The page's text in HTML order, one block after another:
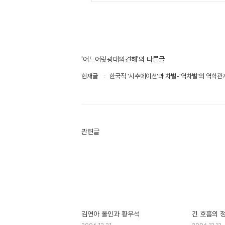
'어느어릿광대의견해'의 다른글
현재글 한국적 '시추에이션'과 차별-'역차별'의 역학관
관련글
김연아 올인과 황우석 긴 호흡의